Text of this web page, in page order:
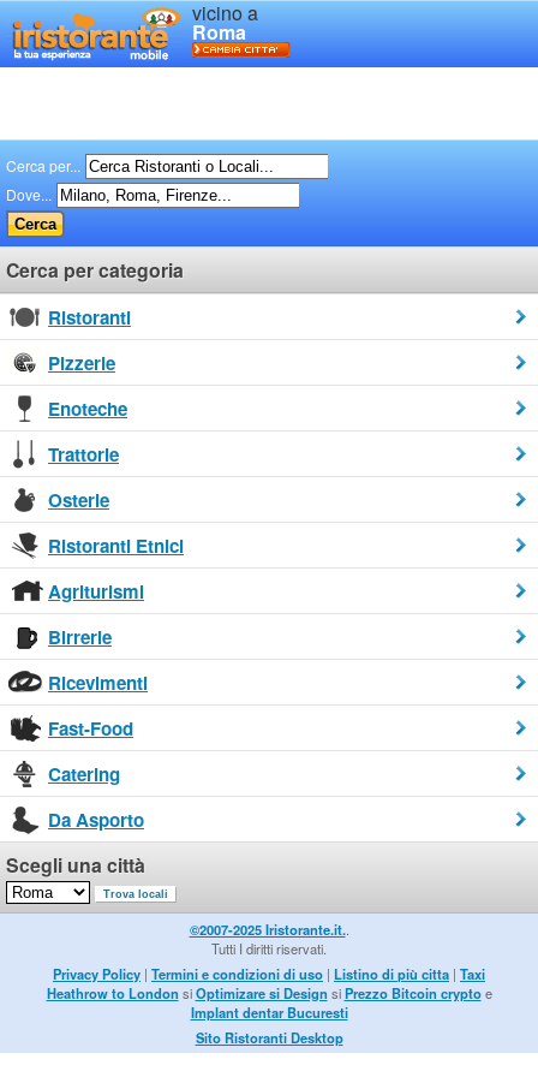
vicino a
Roma
Cerca per...
Dove...
Cerca per categoria
Ristoranti
Pizzerie
Enoteche
Trattorie
Osterie
Ristoranti Etnici
Agriturismi
Birrerie
Ricevimenti
Fast-Food
Catering
Da Asporto
Scegli una città
©2007-2025 Iristorante.it..
Tutti I diritti riservati.
Privacy Policy | Termini e condizioni di uso | Listino di più citta | Taxi
Heathrow to London siOptimizare si Design siPrezzo Bitcoin cryptoe
Implant dentar Bucuresti
Sito Ristoranti Desktop